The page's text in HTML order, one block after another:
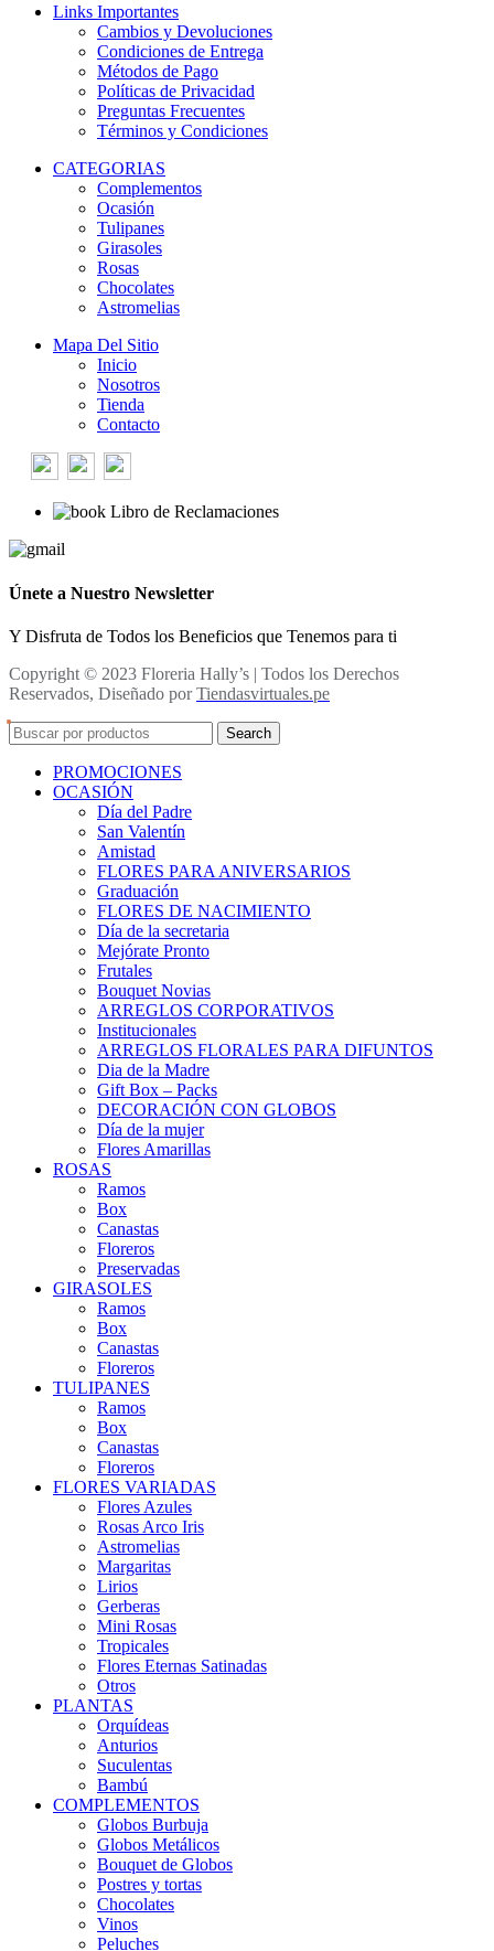
Links Importantes
Cambios y Devoluciones
Condiciones de Entrega
Métodos de Pago
Políticas de Privacidad
Preguntas Frecuentes
Términos y Condiciones
CATEGORIAS
Complementos
Ocasión
Tulipanes
Girasoles
Rosas
Chocolates
Astromelias
Mapa Del Sitio
Inicio
Nosotros
Tienda
Contacto
Libro de Reclamaciones
Únete a Nuestro Newsletter
Y Disfruta de Todos los Beneficios que Tenemos para ti
Copyright © 2023 Floreria Hally’s | Todos los Derechos
Reservados, Diseñado porTiendasvirtuales.pe
Search
PROMOCIONES
OCASIÓN
Día del Padre
San Valentín
Amistad
FLORES PARA ANIVERSARIOS
Graduación
FLORES DE NACIMIENTO
Día de la secretaria
Mejórate Pronto
Frutales
Bouquet Novias
ARREGLOS CORPORATIVOS
Institucionales
ARREGLOS FLORALES PARA DIFUNTOS
Dia de la Madre
Gift Box – Packs
DECORACIÓN CON GLOBOS
Día de la mujer
Flores Amarillas
ROSAS
Ramos
Box
Canastas
Floreros
Preservadas
GIRASOLES
Ramos
Box
Canastas
Floreros
TULIPANES
Ramos
Box
Canastas
Floreros
FLORES VARIADAS
Flores Azules
Rosas Arco Iris
Astromelias
Margaritas
Lirios
Gerberas
Mini Rosas
Tropicales
Flores Eternas Satinadas
Otros
PLANTAS
Orquídeas
Anturios
Suculentas
Bambú
COMPLEMENTOS
Globos Burbuja
Globos Metálicos
Bouquet de Globos
Postres y tortas
Chocolates
Vinos
Peluches